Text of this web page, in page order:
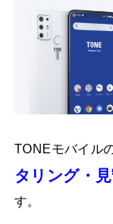
TONEモバイル
タリング・
す。